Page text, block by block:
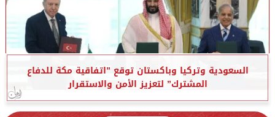
السعودية وتركيا وباكستان توقع ”اتفاقية مكة للدفاع
المشترك” لتعزيز الأمن والاستقرار